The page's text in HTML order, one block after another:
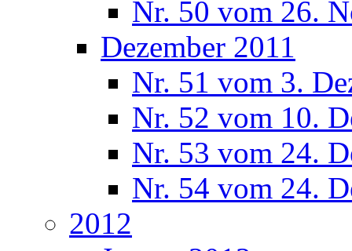
Nr. 50 vom 26.
Dezember 2011
Nr. 51 vom 3.
Nr. 52 vom 10.
Nr. 53 vom 24.
Nr. 54 vom 24.
2012